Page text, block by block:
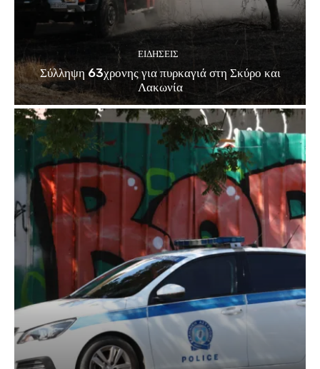
ΕΙΔΗΣΕΙΣ
Σύλληψη 63χρονης για πυρκαγιά στη Σκύρο και
Λακωνία